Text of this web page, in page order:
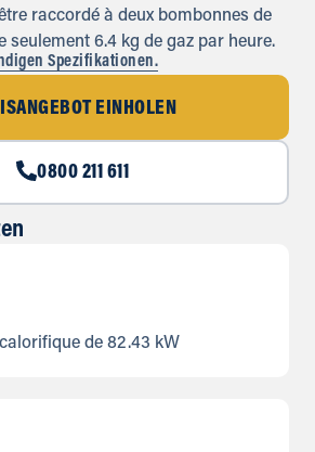
raccordé à deux bombonnes de
seulement 6.4 kg de gaz par heure.
Spezifikationen.
EINHOLEN
0800 211 611
de 82.43 kW